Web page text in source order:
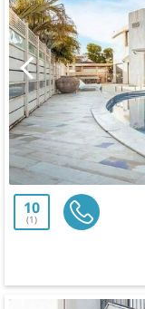
10
1